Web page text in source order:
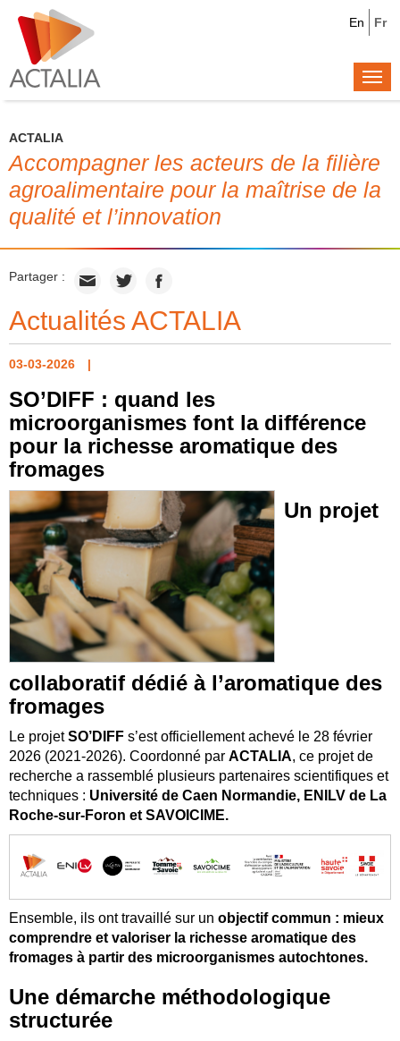
Fr
En
ACTALIA
Accompagner les acteurs de la filière
agroalimentaire pour la maîtrise de la
qualité et l’innovation
Partager :
Actualités ACTALIA
03-03-2026
SO’DIFF : quand les
microorganismes font la différence
pour la richesse aromatique des
fromages
Un projet
collaboratif dédié à l’aromatique des
fromages
Le projetSO’DIFF s’est officiellement achevé le 28 février
2026 (2021‑2026). Coordonné par ACTALIA, ce projet de
recherche a rassemblé plusieurs partenaires scientifiques et
techniques : Université de Caen Normandie, ENILV de La
Roche‑sur‑Foron et SAVOICIME.
Ensemble, ils ont travaillé sur un objectif commun : mieux
comprendre et valoriser la richesse aromatique des
fromages à partir des microorganismes autochtones.
Une démarche méthodologique
structurée